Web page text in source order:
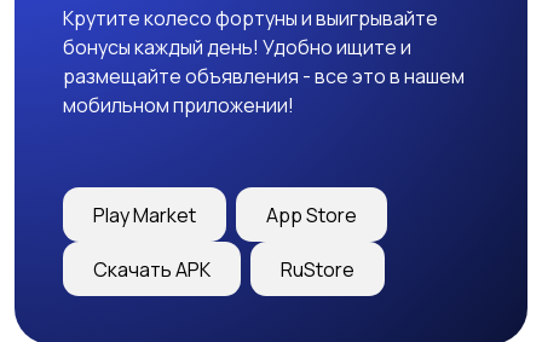
Крутите колесо фортуны и выигрывайте
бонусы каждый день! Удобно ищите и
размещайте объявления - все это в нашем
мобильном приложении!
Play Market App Store
Скачать APK RuStore